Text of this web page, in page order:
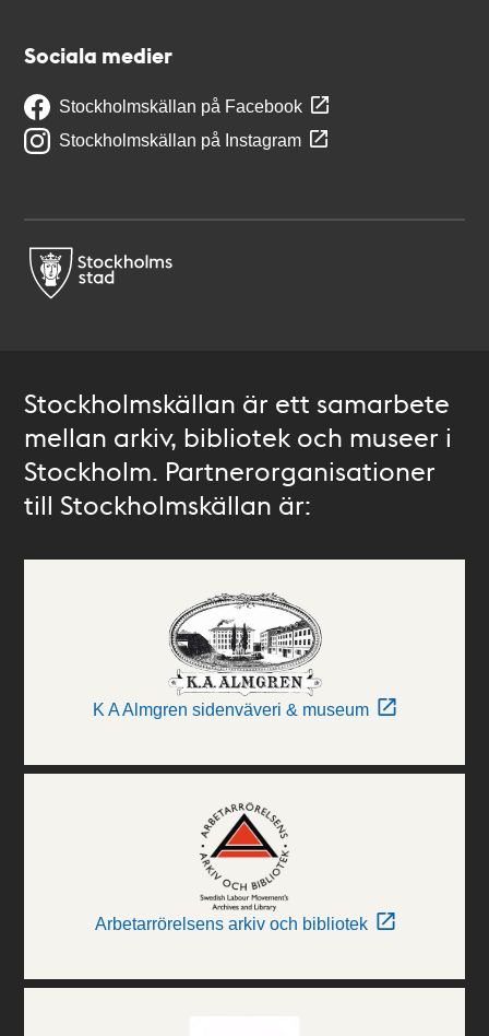
Sociala medier
Stockholmskällan på Facebook
Stockholmskällan på Instagram
Stockholmskällan är ett samarbete
mellan arkiv, bibliotek och museer i
Stockholm. Partnerorganisationer
till Stockholmskällan är:
K A Almgren sidenväveri & museum
Arbetarrörelsens arkiv och bibliotek